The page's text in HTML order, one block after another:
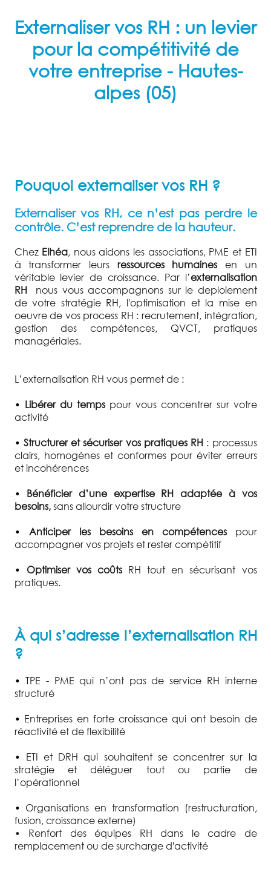
Externaliser vos RH : un levier
pour la compétitivité de
votre entreprise- Hautes-
alpes (05)
Pouquoi externaliser vos RH ?
Externaliser vos RH, ce n’est pas perdre le
contrôle. C’est reprendre de la hauteur.
Chez Elhéa, nous aidons les associations, PME et ETI
à transformer leurs ressources humaines en un
véritable levier de croissance. Par l’externalisation
RHnous vous accompagnons sur le deploiement
de votre stratégie RH, l'optimisation et la mise en
oeuvre de vos process RH : recrutement, intégration,
gestion des compétences, QVCT, pratiques
managériales.
L’externalisation RH vous permet de :
• Libérer du tempspour vous concentrer sur votre
activité
• Structurer et sécuriser vos pratiques RH : processus
clairs, homogènes et conformes pour éviter erreurs
et incohérences
•
Bénéficier d’une expertise RH adaptée à vos
besoins,sans allourdir votre structure
•
Anticiper les besoins en compétencespour
accompagner vos projets et rester compétitif
•
Optimiser vos coûtsRH tout en sécurisant vos
pratiques.
À qui s’adresse l’externalisation RH
?
• TPE - PME qui n’ont pas de service RH interne
structuré
• Entreprises en forte croissance qui ont besoin de
réactivité et de flexibilité
• ETI et DRH qui souhaitent se concentrer sur la
stratégie et déléguer tout ou partie de
l’opérationnel
• Organisations en transformation (restructuration,
fusion, croissance externe)
• Renfort des équipes RH dans le cadre de
remplacement ou de surcharge d'activité